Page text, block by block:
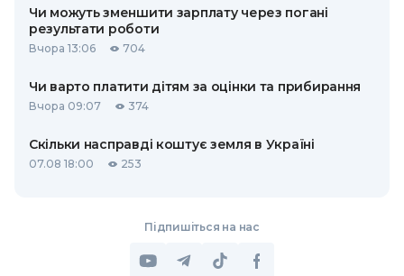
Чи можуть зменшити зарплату через погані
результати роботи
Вчора 13:06 704
Чи варто платити дітям за оцінки та прибирання
Вчора 09:07 374
Скільки насправді коштує земля в Україні
07.08 18:00 253
Підпишіться на нас